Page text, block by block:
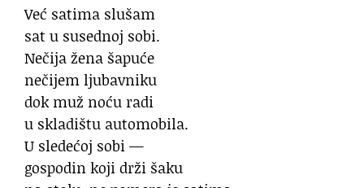
Već satima slušam
sat u susednoj sobi.
Nečija žena šapuće
nečijem ljubavniku
dok muž noću radi
u skladištu automobila.
U sledećoj sobi —
gospodin koji drži šaku